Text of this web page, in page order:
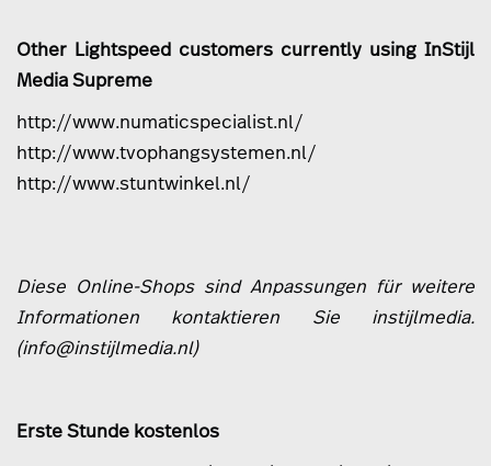
Other Lightspeed customers currently using InStijl
Media Supreme
http://www.numaticspecialist.nl/
http://www.tvophangsystemen.nl/
http://www.stuntwinkel.nl/
Diese Online-Shops sind Anpassungen für weitere
Informationen kontaktieren Sie instijlmedia.
(info@instijlmedia.nl)
Erste Stunde kostenlos